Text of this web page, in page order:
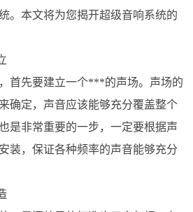
。本文将为您揭开超级音响系统的
首先要建立一个***的声场。声场的
确定，声音应该能够充分覆盖整个
是非常重要的一步，一定要根据声
装，保证各种频率的声音能够充分